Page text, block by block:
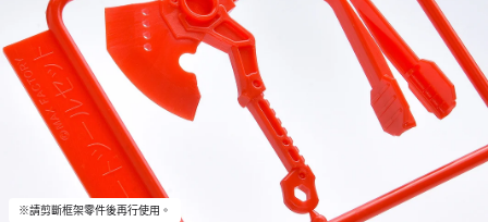
※請剪斷框架零件後再行使用。